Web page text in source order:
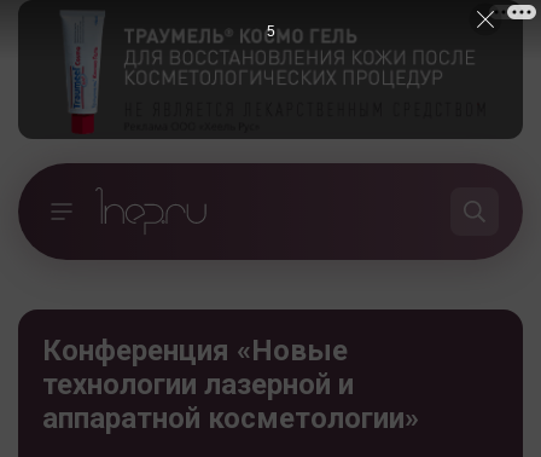
Конференция «Новые
технологии лазерной и
аппаратной косметологии»
5